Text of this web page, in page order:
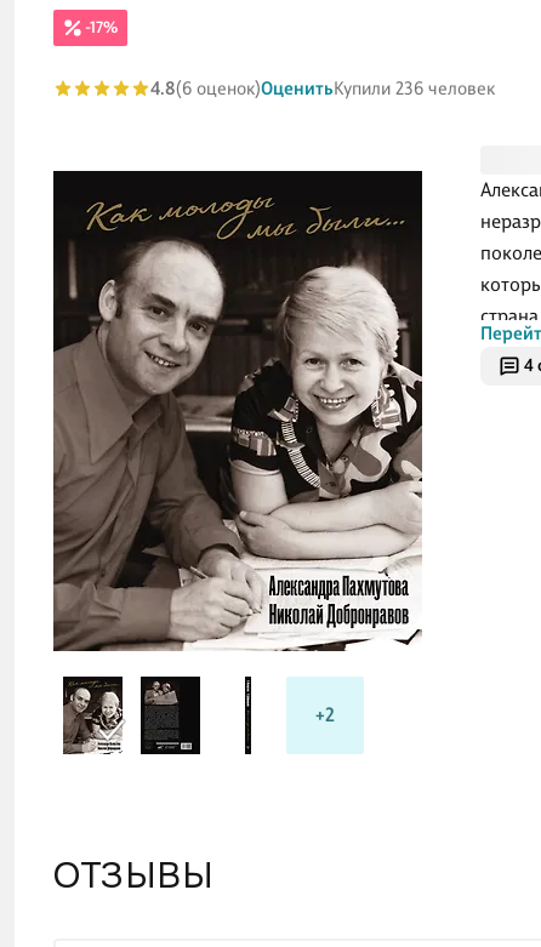
+2
4
песни
-17%
4.8(6 оценок)ОценитьКупили 236 человек
ОТЗЫВЫ